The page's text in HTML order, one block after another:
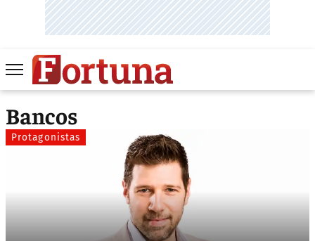
Bancos
Protagonistas